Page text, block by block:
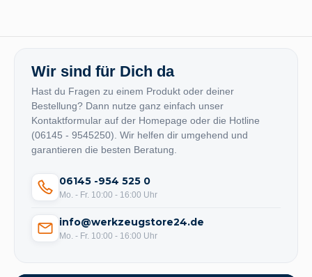
Wir sind für Dich da
Hast du Fragen zu einem Produkt oder deiner
Bestellung? Dann nutze ganz einfach unser
Kontaktformular auf der Homepage oder die Hotline
(06145 - 9545250). Wir helfen dir umgehend und
garantieren die besten Beratung.
06145 -954 525 0
Mo. - Fr. 10:00 - 16:00 Uhr
info@werkzeugstore24.de
Mo. - Fr. 10:00 - 16:00 Uhr